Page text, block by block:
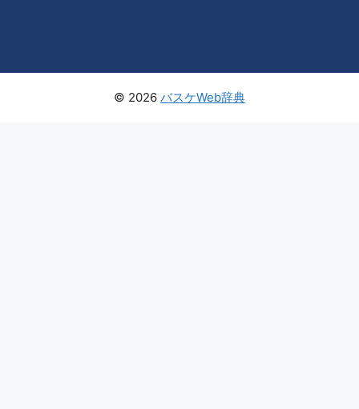
© 2026 バスケWeb辞典